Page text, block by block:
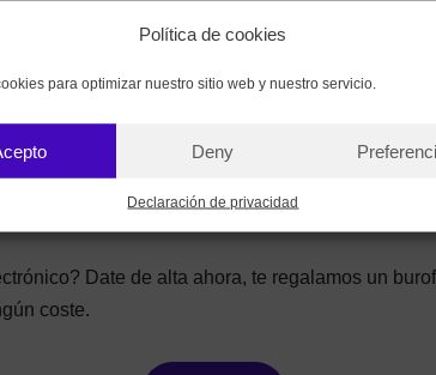
Política de cookies
para optimizar nuestro sitio web y nuestro servicio.
Deny
Declaración de privacidad
judiciales
no empezar la transformación digital de las
Date de alta ahora, te regalamos un
coste.